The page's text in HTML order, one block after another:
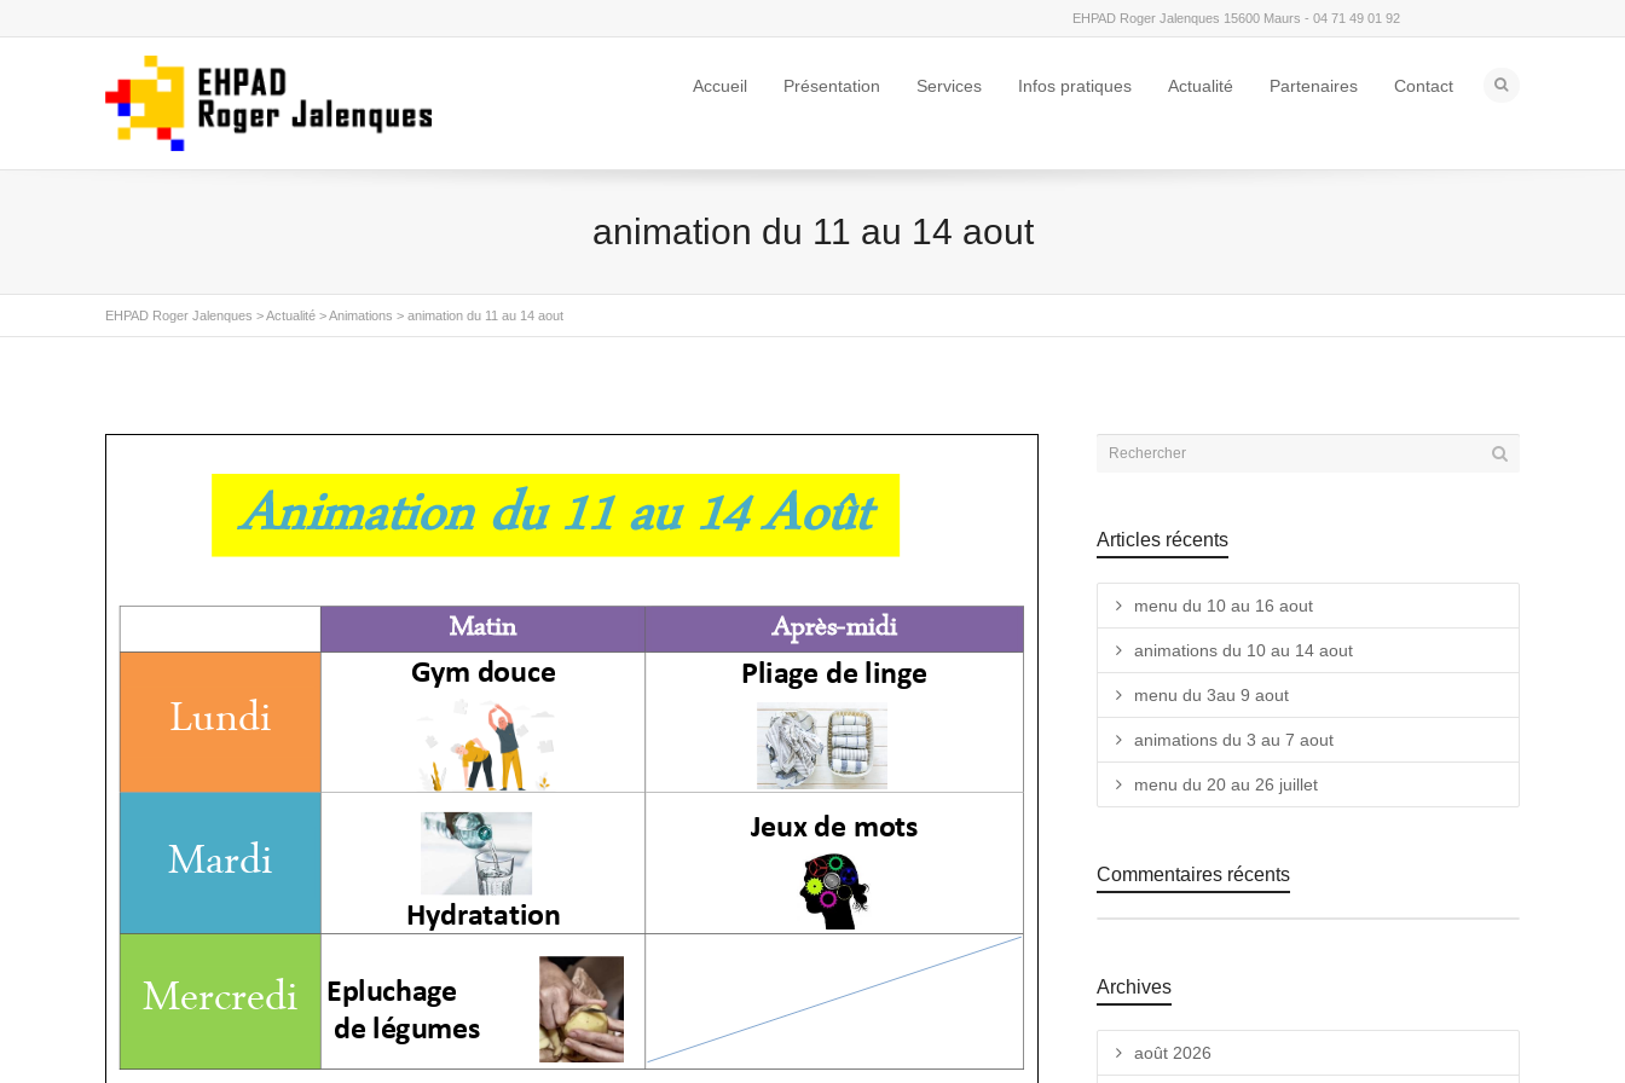
EHPAD Roger Jalenques 15600 Maurs - 04 71 49 01 92
Accueil Présentation Services Infos pratiques Actualité Partenaires Contact
animation du 11 au 14 aout
EHPAD Roger Jalenques >Actualité >Animations > animation du 11 au 14 aout
Articles récents
menu du 10 au 16 aout
animations du 10 au 14 aout
menu du 3au 9 aout
animations du 3 au 7 aout
menu du 20 au 26 juillet
Commentaires récents
Archives
août 2026